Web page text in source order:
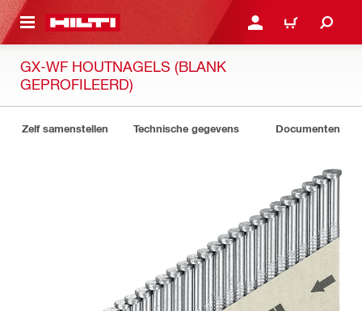
HOOFDINHOUD LOG IN OF REGISTREER
WINKELWAGEN
GX-WF HOUTNAGELS (BLANK
GEPROFILEERD)
Zelf samenstellen Technische gegevens Documenten